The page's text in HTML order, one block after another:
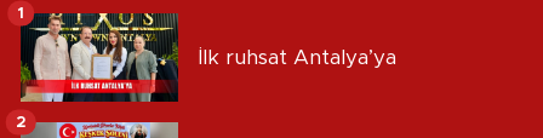
İlk ruhsat Antalya’ya
1
2